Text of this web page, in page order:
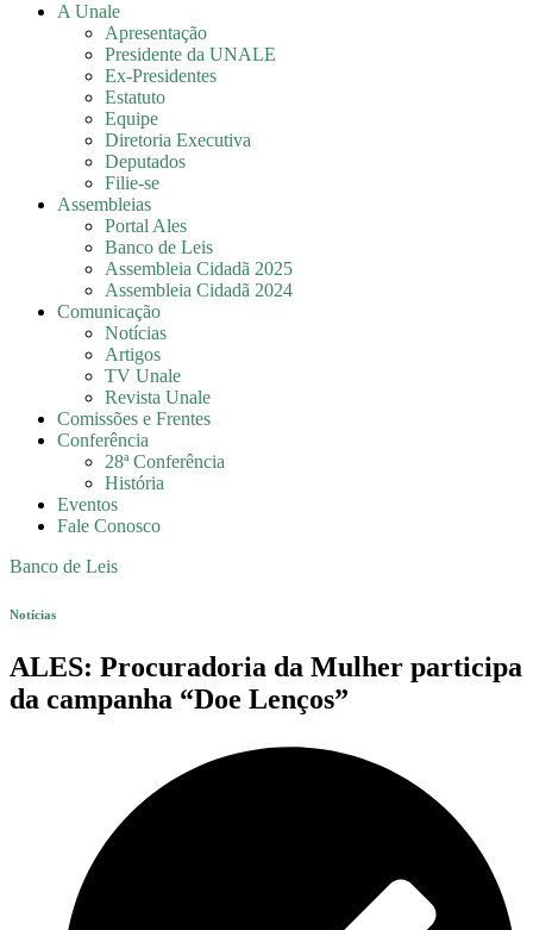
A Unale
Apresentação
Presidente da UNALE
Ex-Presidentes
Estatuto
Equipe
Diretoria Executiva
Deputados
Filie-se
Assembleias
Portal Ales
Banco de Leis
Assembleia Cidadã 2025
Assembleia Cidadã 2024
Comunicação
Notícias
Artigos
TV Unale
Revista Unale
Comissões e Frentes
Conferência
28ª Conferência
História
Eventos
Fale Conosco
Banco de Leis
Notícias
ALES: Procuradoria da Mulher participa
da campanha “Doe Lenços”